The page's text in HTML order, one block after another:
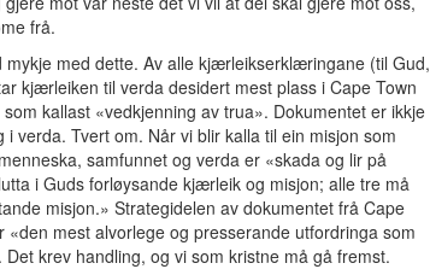
frå.
med dette. Av alle kjærleikserklæringane (til Gud,
kjærleiken til verda desidert mest plass i Cape Town
kallast «vedkjenning av trua». Dokumentet er ikkje
verda. Tvert om. Når vi blir kalla til ein misjon som
samfunnet og verda er «skada og lir på
i Guds forløysande kjærleik og misjon; alle tre må
misjon.» Strategidelen av dokumentet frå Cape
«den mest alvorlege og presserande utfordringa som
krev handling, og vi som kristne må gå fremst.